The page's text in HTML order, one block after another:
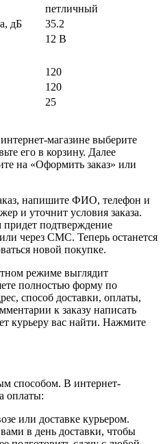
петличный
дБ
35.2
12 В
120
120
25
магазине выберите
его в корзину. Далее
на «Оформить заказ» или
напишите ФИО, телефон и
и уточнит условия заказа.
придет подтверждение
через СМС. Теперь останется
новой покупке.
режиме выглядит
полностью форму по
способ доставки, оплаты,
к заказу написать
курьеру вас найти. Нажмите
способом. В интернет-
оплаты:
или доставке курьером.
в день доставки, чтобы